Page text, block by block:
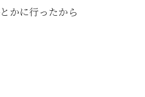
かに行ったから